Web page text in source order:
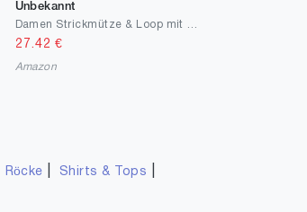
Unbekannt
27.42 €
Amazon
Röcke Shirts & Tops